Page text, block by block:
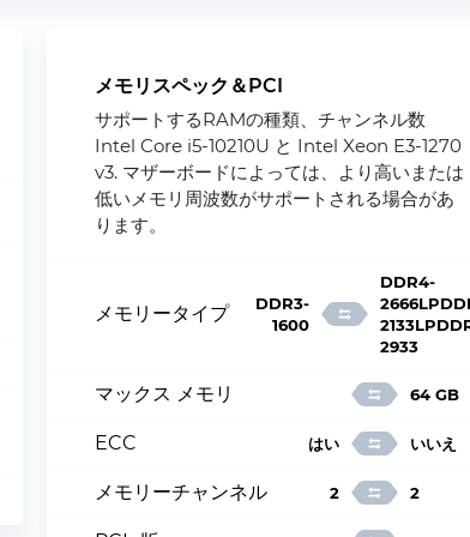
メモリスペック＆PCI
サポートするRAMの種類、チャンネル数
Intel Core i5-10210U と Intel Xeon E3-1270
v3. マザーボードによっては、より高いまたは
低いメモリ周波数がサポートされる場合があ
ります。
メモリータイプ
DDR3-
1600
DDR4-
2933
マックス メモリ 64 GB
ECC はい いいえ
メモリーチャンネル 2 2